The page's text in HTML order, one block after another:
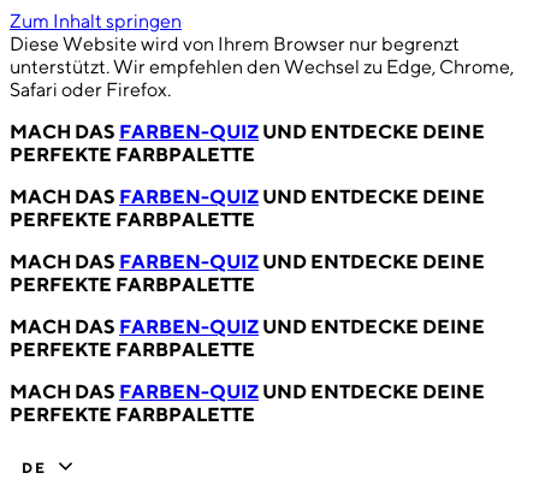
Zum Inhalt springen
Diese Website wird von Ihrem Browser nur begrenzt
unterstützt. Wir empfehlen den Wechsel zu Edge, Chrome,
Safari oder Firefox.
MACH DAS FARBEN-QUIZ UND ENTDECKE DEINE
PERFEKTE FARBPALETTE
MACH DAS FARBEN-QUIZ UND ENTDECKE DEINE
PERFEKTE FARBPALETTE
MACH DAS FARBEN-QUIZ UND ENTDECKE DEINE
PERFEKTE FARBPALETTE
MACH DAS FARBEN-QUIZ UND ENTDECKE DEINE
PERFEKTE FARBPALETTE
MACH DAS FARBEN-QUIZ UND ENTDECKE DEINE
PERFEKTE FARBPALETTE
DE